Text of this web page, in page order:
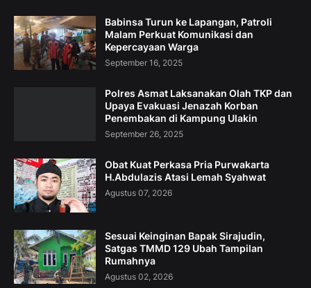
Babinsa Turun ke Lapangan, Patroli
Malam Perkuat Komunikasi dan
Kepercayaan Warga
September 16, 2025
Polres Asmat Laksanakan Olah TKP dan
Upaya Evakuasi Jenazah Korban
Penembakan di Kampung Ulakin
September 26, 2025
Obat Kuat Perkasa Pria Purwakarta
H.Abdulazis Atasi Lemah Syahwat
Agustus 07, 2026
Sesuai Keinginan Bapak Sirajudin,
Satgas TMMD 129 Ubah Tampilan
Rumahnya
Agustus 02, 2026